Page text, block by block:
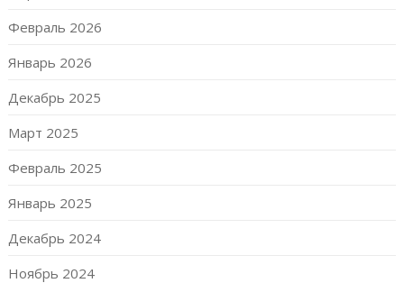
Февраль 2026
Январь 2026
Декабрь 2025
Март 2025
Февраль 2025
Январь 2025
Декабрь 2024
Ноябрь 2024